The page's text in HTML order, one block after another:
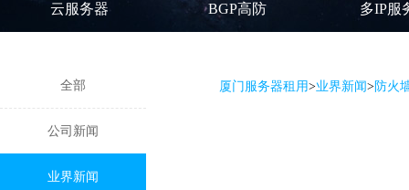
云服务器 BGP高防 多IP服
全部
公司新闻
业界新闻
厦门服务器租用>业界新闻>防火